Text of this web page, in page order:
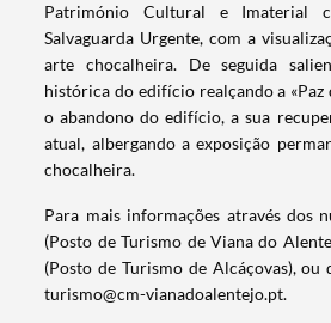
Termo de Pesquisa
Património Cultural e Imaterial
Salvaguarda Urgente, com a
arte chocalheira. De seguida
histórica do edifício realçando a «Paz
o abandono do edifício, a sua
atual, albergando a exposição
chocalheira.
Para mais informações através dos
(Posto de Turismo de Viana do
(Posto de Turismo de Alcáçovas), ou
turismo@cm-vianadoalentejo.pt.